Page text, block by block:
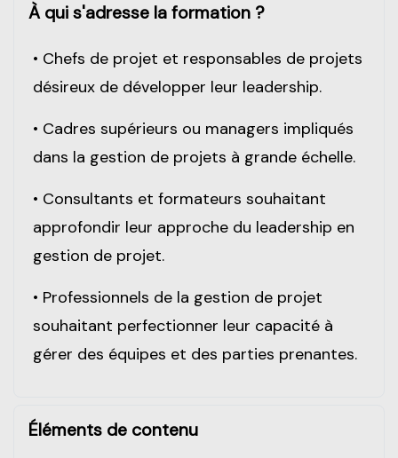
À qui s'adresse la formation ?
• Chefs de projet et responsables de projets
désireux de développer leur leadership.
• Cadres supérieurs ou managers impliqués
dans la gestion de projets à grande échelle.
• Consultants et formateurs souhaitant
approfondir leur approche du leadership en
gestion de projet.
• Professionnels de la gestion de projet
souhaitant perfectionner leur capacité à
gérer des équipes et des parties prenantes.
Éléments de contenu